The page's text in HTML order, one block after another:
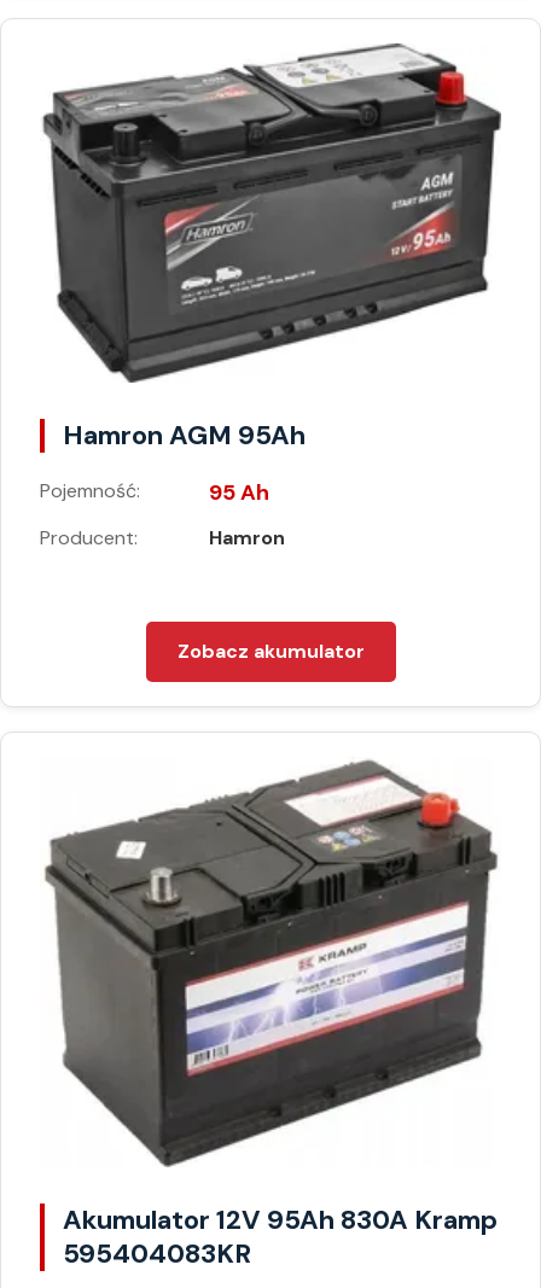
Hamron AGM 95Ah
Pojemność: 95 Ah
Producent: Hamron
Zobacz akumulator
Akumulator 12V 95Ah 830A Kramp
595404083KR